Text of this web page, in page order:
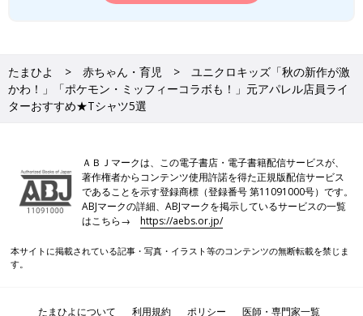
ることもあるので、早めのゲットもおすすめです♪
子育て・ファッションジャンルを得意とする主婦のWEBライタ
ー。アパレル企業に勤めていた経験をもち、色彩コーディネータ
かに暮らしています♪ 好きな言葉は「思い立ったが吉日」。
●記事内容でご紹介している投稿、リンク先は、削除される場合
があります。あらかじめご了承ください。
●記事の内容は2024年8月の情報で、現在と異なる場合がありま
す。
たまひよ 赤ちゃん・育児
ユニクロキッズ「秋の新作が激
かわ！」「ポケモン・ミッフィーコラボも！」元アパレル店員ライ
ターおすすめ★Tシャツ5選
ＡＢＪマークは、この電子書店・電子書籍配信サービスが、
著作権者からコンテンツ使用許諾を得た正規版配信サービス
であることを示す登録商標（登録番号 第11091000号）です。
ABJマークの詳細、ABJマークを掲示しているサービスの一覧
はこちら→https://aebs.or.jp/
本サイトに掲載されている記事・写真・イラスト等のコンテンツの無断転載を禁じま
す。
たまひよについて 利用規約 ポリシー 医師・専門家一覧